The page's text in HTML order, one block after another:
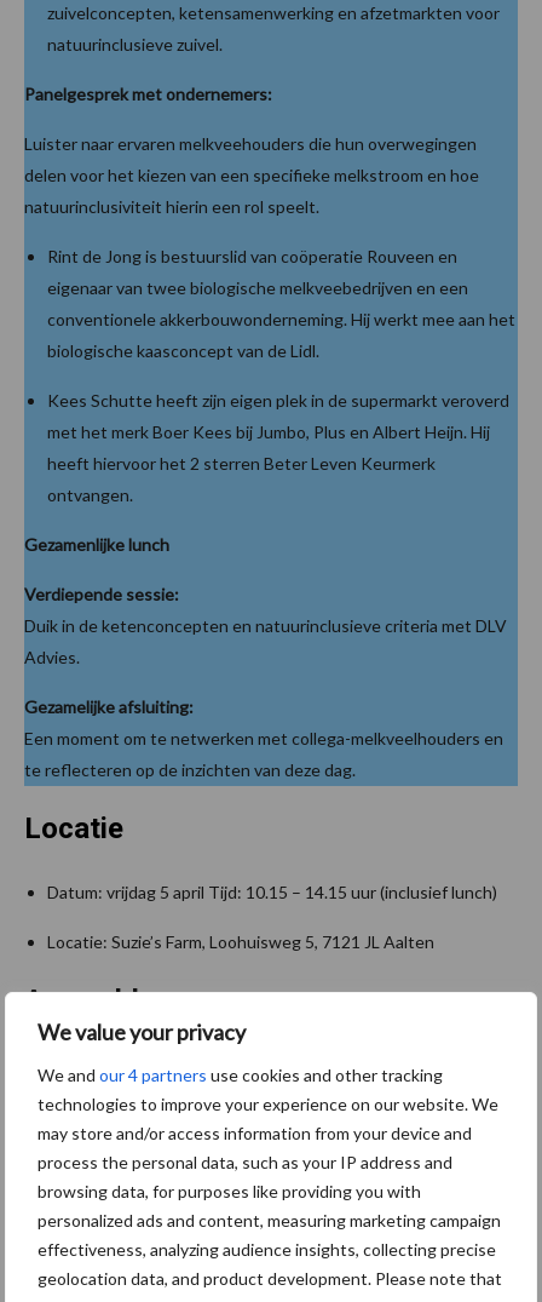
We value your privacy
We and our 4 partners use cookies and other tracking
technologies to improve your experience on our website. We
may store and/or access information from your device and
process the personal data, such as your IP address and
browsing data, for purposes like providing you with
personalized ads and content, measuring marketing campaign
effectiveness, analyzing audience insights, collecting precise
geolocation data, and product development. Please note that
zuivelconcepten, ketensamenwerking en afzetmarkten voor
natuurinclusieve zuivel.
Panelgesprek met ondernemers:
Luister naar ervaren melkveehouders die hun overwegingen
delen voor het kiezen van een specifieke melkstroom en hoe
natuurinclusiviteit hierin een rol speelt.
Rint de Jong is bestuurslid van coöperatie Rouveen en
eigenaar van twee biologische melkveebedrijven en een
conventionele akkerbouwonderneming. Hij werkt mee aan het
biologische kaasconcept van de Lidl.
Kees Schutte heeft zijn eigen plek in de supermarkt veroverd
met het merk Boer Kees bij Jumbo, Plus en Albert Heijn. Hij
heeft hiervoor het 2 sterren Beter Leven Keurmerk
ontvangen.
Gezamenlijke lunch
Verdiepende sessie:
Duik in de ketenconcepten en natuurinclusieve criteria met DLV
Advies.
Gezamelijke afsluiting:
Een moment om te netwerken met collega-melkveelhouders en
te reflecteren op de inzichten van deze dag.
Locatie
Datum: vrijdag 5 april Tijd: 10.15 – 14.15 uur (inclusief lunch)
Locatie: Suzie’s Farm, Loohuisweg 5, 7121 JL Aalten
Aanmelden
inspiratie. Aanmelden is verplicht en kan tot en met 27 maart
2024 viadeze website
Bron: DLV Advies
Beeld: Ter illustratie
Aanbevolen voor jou!